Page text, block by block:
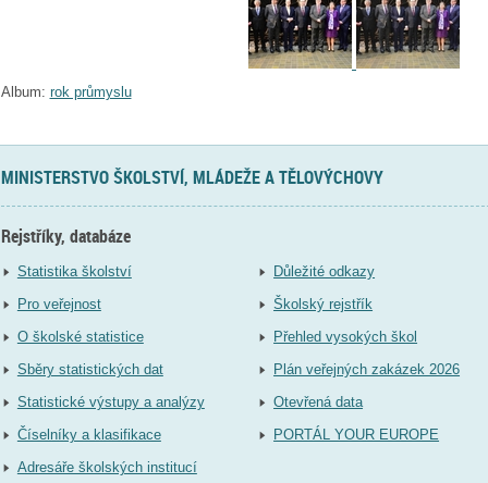
Album: rok průmyslu
MINISTERSTVO ŠKOLSTVÍ, MLÁDEŽE A TĚLOVÝCHOVY
Rejstříky, databáze
Statistika školství
Pro veřejnost
O školské statistice
Sběry statistických dat
Statistické výstupy a analýzy
Číselníky a klasifikace
Adresáře školských institucí
Důležité odkazy
Školský rejstřík
Přehled vysokých škol
Plán veřejných zakázek 2026
Otevřená data
PORTÁL YOUR EUROPE